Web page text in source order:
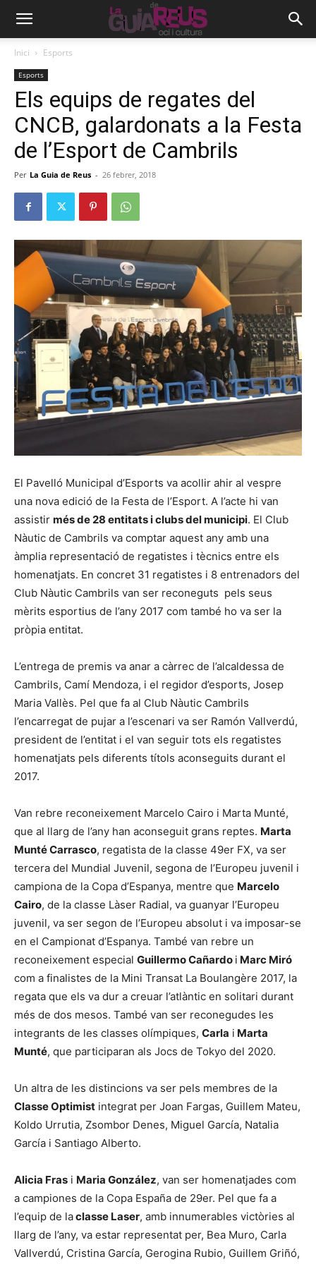
Inici Esports
Esports
Els equips de regates del
CNCB, galardonats a la Festa
de l’Esport de Cambrils
Per La Guia de Reus - 26 febrer, 2018
El Pavelló Municipal d’Esports va acollir ahir al vespre
una nova edició de la Festa de l’Esport. A l’acte hi van
assistir més de 28 entitats i clubs del municipi. El Club
Nàutic de Cambrils va comptar aquest any amb una
àmplia representació de regatistes i tècnics entre els
homenatjats. En concret 31 regatistes i 8 entrenadors del
Club Nàutic Cambrils van ser reconeguts pels seus
mèrits esportius de l’any 2017 com també ho va ser la
pròpia entitat.
L’entrega de premis va anar a càrrec de l’alcaldessa de
Cambrils, Camí Mendoza, i el regidor d’esports, Josep
Maria Vallès. Pel que fa al Club Nàutic Cambrils
l’encarregat de pujar a l’escenari va ser Ramón Vallverdú,
president de l’entitat i el van seguir tots els regatistes
homenatjats pels diferents títols aconseguits durant el
2017.
Van rebre reconeixement Marcelo Cairo i Marta Munté,
que al llarg de l’any han aconseguit grans reptes. Marta
Munté Carrasco, regatista de la classe 49er FX, va ser
tercera del Mundial Juvenil, segona de l’Europeu juvenil i
campiona de la Copa d’Espanya, mentre que Marcelo
Cairo, de la classe Làser Radial, va guanyar l’Europeu
juvenil, va ser segon de l’Europeu absolut i va imposar-se
en el Campionat d’Espanya. També van rebre un
reconeixement especial Guillermo Cañardo i Marc Miró
com a finalistes de la Mini Transat La Boulangère 2017, la
regata que els va dur a creuar l’atlàntic en solitari durant
més de dos mesos. També van ser reconegudes les
integrants de les classes olímpiques, Carla i Marta
Munté, que participaran als Jocs de Tokyo del 2020.
Un altra de les distincions va ser pels membres de la
Classe Optimist integrat per Joan Fargas, Guillem Mateu,
Koldo Urrutia, Zsombor Denes, Miguel García, Natalia
García i Santiago Alberto.
Alicia Fras i Maria González, van ser homenatjades com
a campiones de la Copa España de 29er. Pel que fa a
l’equip de laclasse Laser, amb innumerables victòries al
llarg de l’any, va estar representat per, Bea Muro, Carla
Vallverdú, Cristina García, Gerogina Rubio, Guillem Griñó,